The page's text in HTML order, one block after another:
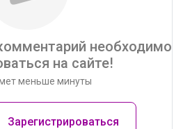
необходимо
на сайте!
меньше минуты
Зарегистрироваться